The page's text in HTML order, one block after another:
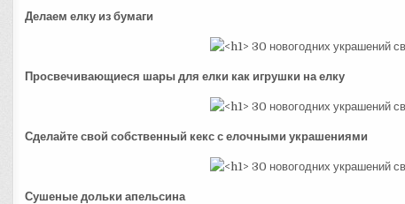
Делаем елку из бумаги
Просвечивающиеся шары для елки как игрушки на елку
Сделайте свой собственный кекс с елочными украшениями
Сушеные дольки апельсина